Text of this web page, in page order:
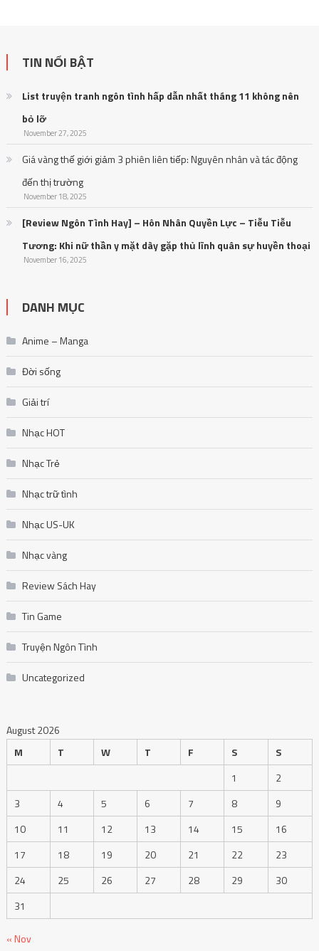
TIN NỔI BẬT
List truyện tranh ngôn tình hấp dẫn nhất tháng 11 không nên
bỏ lỡ
November 27, 2025
Giá vàng thế giới giảm 3 phiên liên tiếp: Nguyên nhân và tác động
đến thị trường
November 18, 2025
[Review Ngôn Tình Hay] – Hôn Nhân Quyền Lực – Tiễu Tiễu
Tương: Khi nữ thần y mặt dày gặp thủ lĩnh quân sự huyền thoại
November 16, 2025
DANH MỤC
Anime – Manga
Đời sống
Giải trí
Nhạc HOT
Nhạc Trẻ
Nhạc trữ tình
Nhạc US-UK
Nhạc vàng
Review Sách Hay
Tin Game
Truyện Ngôn Tình
Uncategorized
August 2026
M
T W T F S
S
1
2
3
4 5 6 7 8
9
10
11 12 13 14 15
16
17
18 19 20 21 22
23
24
25 26 27 28 29
30
31
« Nov